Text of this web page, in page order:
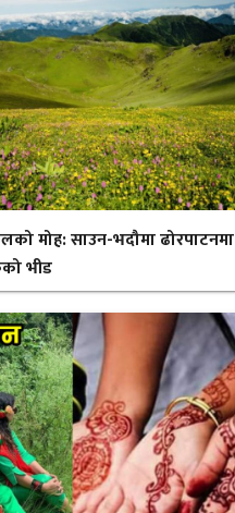
मोह: साउन-भदौमा ढोरपाटनमा
भीड